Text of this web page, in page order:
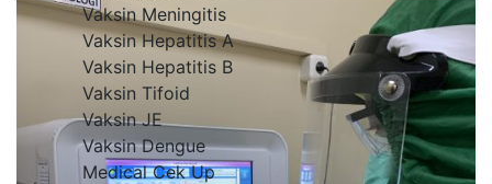
Vaksin Meningitis
Vaksin Hepatitis A
Vaksin Hepatitis B
Vaksin Tifoid
Vaksin JE
Vaksin Dengue
Medical Cek Up